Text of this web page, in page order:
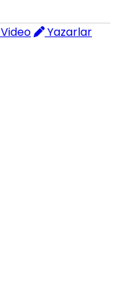
Video
Yazarlar